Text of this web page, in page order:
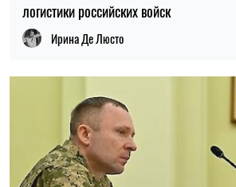
14:30, 04.08.2026
нарушениях в 225-м штурмовом полку
Ирина Де Люсто